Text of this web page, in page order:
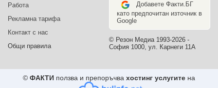
Работа
Рекламна тарифа
Контакт с нас
Общи правила
Добавете Факти.БГ
като предпочитан източник в
Google
© Резон Медиа 1993-2026 -
София 1000, ул. Карнеги 11А
© ФАКТИ ползва и препоръчва хостинг услугите на